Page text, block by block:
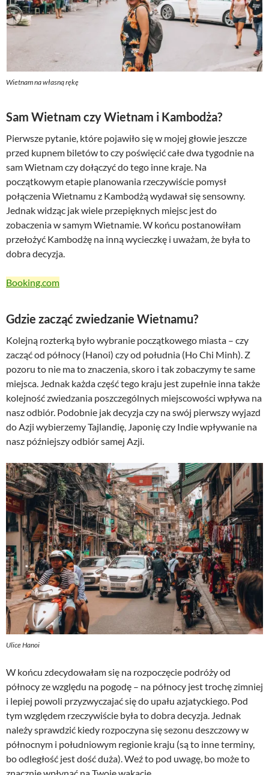
Wietnam na własną rękę
Sam Wietnam czy Wietnam i Kambodża?
Pierwsze pytanie, które pojawiło się w mojej głowie jeszcze
przed kupnem biletów to czy poświęcić całe dwa tygodnie na
sam Wietnam czy dołączyć do tego inne kraje. Na
początkowym etapie planowania rzeczywiście pomysł
połączenia Wietnamu z Kambodżą wydawał się sensowny.
Jednak widząc jak wiele przepięknych miejsc jest do
zobaczenia w samym Wietnamie. W końcu postanowiłam
przełożyć Kambodżę na inną wycieczkę i uważam, że była to
dobra decyzja.
Booking.com
Gdzie zacząć zwiedzanie Wietnamu?
Kolejną rozterką było wybranie początkowego miasta – czy
zacząć od północy (Hanoi) czy od południa (Ho Chi Minh). Z
pozoru to nie ma to znaczenia, skoro i tak zobaczymy te same
miejsca. Jednak każda część tego kraju jest zupełnie inna także
kolejność zwiedzania poszczególnych miejscowości wpływa na
nasz odbiór. Podobnie jak decyzja czy na swój pierwszy wyjazd
do Azji wybierzemy Tajlandię, Japonię czy Indie wpływanie na
nasz późniejszy odbiór samej Azji.
Ulice Hanoi
W końcu zdecydowałam się na rozpoczęcie podróży od
północy ze względu na pogodę – na północy jest trochę zimniej
i lepiej powoli przyzwyczajać się do upału azjatyckiego. Pod
tym względem rzeczywiście była to dobra decyzja. Jednak
należy sprawdzić kiedy rozpoczyna się sezonu deszczowy w
północnym i południowym regionie kraju (są to inne terminy,
bo odległość jest dość duża). Weź to pod uwagę, bo może to